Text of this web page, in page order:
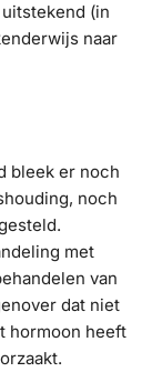
(in
naar
bleek er noch
noch
met
van
dat niet
hormoon heeft